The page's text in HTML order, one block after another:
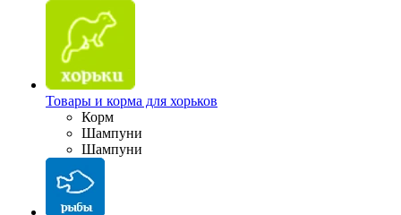
Товары и корма для хорьков
Корм
Шампуни
Шампуни